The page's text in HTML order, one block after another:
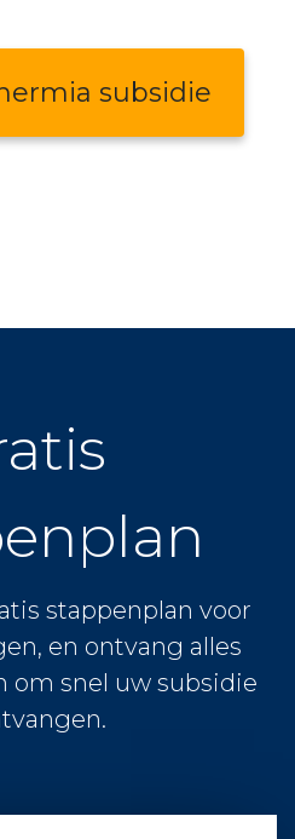
subsidie
stappenplan voor
en ontvang alles
om snel uw subsidie